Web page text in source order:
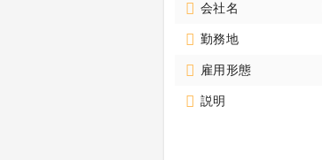
会社名
勤務地
雇用形態
説明